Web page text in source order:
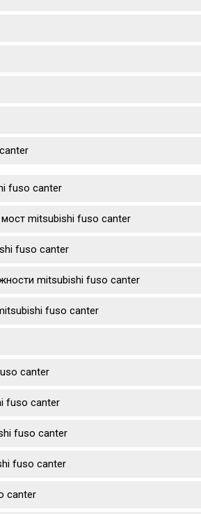
fuso canter
mitsubishi fuso canter
fuso canter
mitsubishi fuso canter
fuso canter
canter
fuso canter
fuso canter
fuso canter
canter